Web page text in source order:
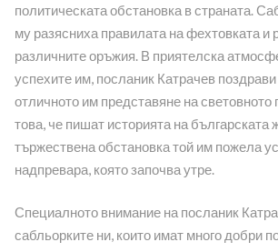
политическата обстановка в страната.
му разясниха правилата на фехтовката и
различните оръжия. В приятелска
успехите им, посланик Катрачев
отличното им представяне на световното
това, че пишат историята на българската
тържествена обстановка той им пожела
надпревара, която започва утре.
Специалното внимание на посланик
сабльорките ни, които имат много добри